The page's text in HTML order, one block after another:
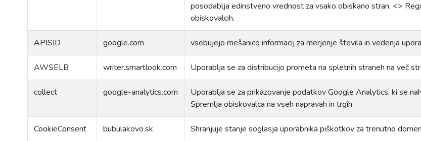
posodablja edinstveno vrednost za vsako obiskano stran. <>
obiskovalcih.
APISID google.com vsebujejo mešanico informacij za merjenje števila in vedenja
AWSELB writer.smartlook.com Uporablja se za distribucijo prometa na spletnih straneh na več
collect google-analytics.com
Uporablja se za prikazovanje podatkov Google Analytics, ki se
Spremlja obiskovalca na vseh napravah in trgih.
CookieConsent bubulakovo.sk Shranjuje stanje soglasja uporabnika piškotkov za trenutno